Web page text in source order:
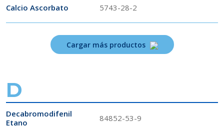
Calcio Ascorbato 5743-28-2
Cargar más productos
D
Decabromodifenil
Etano
84852-53-9